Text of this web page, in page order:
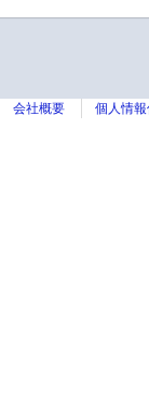
会社概要 個人情